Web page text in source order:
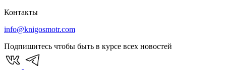
Контакты
info@knigosmotr.com
Подпишитесь чтобы быть в курсе всех новостей